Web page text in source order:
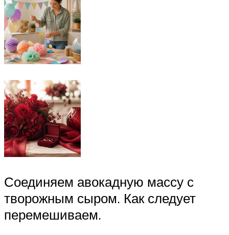
Соединяем авокадную массу с
творожным сыром. Как следует
перемешиваем.